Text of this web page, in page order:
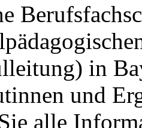
in
und
alle